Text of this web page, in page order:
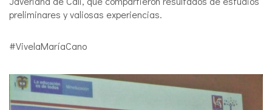
preliminares y valiosas experiencias.
#VivelaMaríaCano